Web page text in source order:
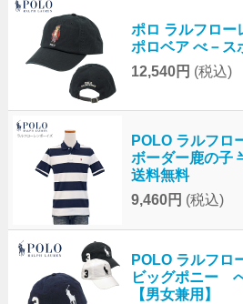
ポロ ラルフロー
ポロベア べ－ス
12,540円 (税込)
POLO ラルフロ
ボーダー鹿の子
送料無料
9,460円 (税込)
POLO ラルフロ
ビッグポニー
【男女兼用】